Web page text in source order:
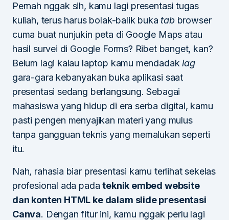
Pernah nggak sih, kamu lagi presentasi tugas
kuliah, terus harus bolak-balik buka tabbrowser
cuma buat nunjukin peta di Google Maps atau
hasil survei di Google Forms? Ribet banget, kan?
Belum lagi kalau laptop kamu mendadaklag
gara-gara kebanyakan buka aplikasi saat
presentasi sedang berlangsung. Sebagai
mahasiswa yang hidup di era serba digital, kamu
pasti pengen menyajikan materi yang mulus
tanpa gangguan teknis yang memalukan seperti
itu.
Nah, rahasia biar presentasi kamu terlihat sekelas
profesional ada padateknik embed website
dan konten HTML ke dalam slide presentasi
Canva. Dengan fitur ini, kamu nggak perlu lagi